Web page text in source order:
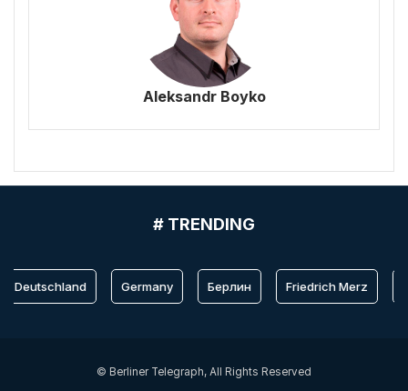
Aleksandr Boyko
# TRENDING
Deutschland Germany Берлин Friedrich Merz
© Berliner Telegraph, All Rights Reserved